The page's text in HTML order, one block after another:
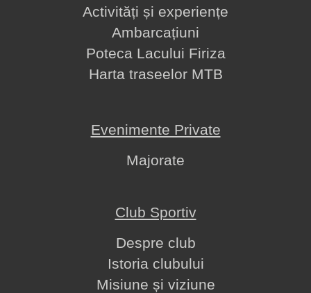
Activități și experiențe
Ambarcațiuni
Poteca Lacului Firiza
Harta traseelor MTB
Evenimente Private
Majorate
Club Sportiv
Despre club
Istoria clubului
Misiune și viziune